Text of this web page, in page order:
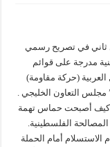
ثاني في تصريح رسمي
مدرجة على قوائم
العربية (حركة مقاومة)
التعاون الخليجي .
كيف أصبحت حماس تهمة
الفلسطينية.
أمام الحملة